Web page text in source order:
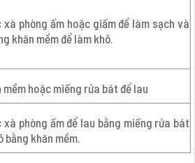
xà phòng ấm hoặc giấm để làm sạch và
khăn mềm để làm khô.
mềm hoặc miếng rửa bát để lau
xà phòng ấm để lau bằng miếng rửa bát
bằng khăn mềm.